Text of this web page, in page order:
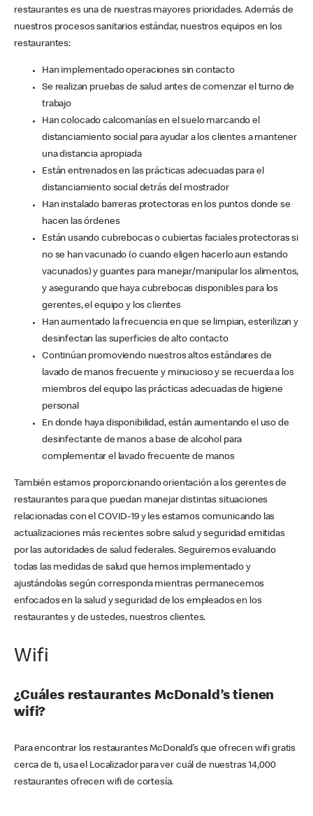
restaurantes es una de nuestras mayores prioridades. Además de
nuestros procesos sanitarios estándar, nuestros equipos en los
restaurantes:
Han implementado operaciones sin contacto
Se realizan pruebas de salud antes de comenzar el turno de
trabajo
Han colocado calcomanías en el suelo marcando el
distanciamiento social para ayudar a los clientes a mantener
una distancia apropiada
Están entrenados en las prácticas adecuadas para el
distanciamiento social detrás del mostrador
Han instalado barreras protectoras en los puntos donde se
hacen las órdenes
Están usando cubrebocas o cubiertas faciales protectoras si
no se han vacunado (o cuando eligen hacerlo aun estando
vacunados) y guantes para manejar/manipular los alimentos,
y asegurando que haya cubrebocas disponibles para los
gerentes, el equipo y los clientes
Han aumentado la frecuencia en que se limpian, esterilizan y
desinfectan las superficies de alto contacto
Continúan promoviendo nuestros altos estándares de
lavado de manos frecuente y minucioso y se recuerda a los
miembros del equipo las prácticas adecuadas de higiene
personal
En donde haya disponibilidad, están aumentando el uso de
desinfectante de manos a base de alcohol para
complementar el lavado frecuente de manos
También estamos proporcionando orientación a los gerentes de
restaurantes para que puedan manejar distintas situaciones
relacionadas con el COVID-19 y les estamos comunicando las
actualizaciones más recientes sobre salud y seguridad emitidas
por las autoridades de salud federales. Seguiremos evaluando
todas las medidas de salud que hemos implementado y
ajustándolas según corresponda mientras permanecemos
enfocados en la salud y seguridad de los empleados en los
restaurantes y de ustedes, nuestros clientes.
Wifi
¿Cuáles restaurantes McDonald’s tienen
wifi?
Para encontrar los restaurantes McDonald’s que ofrecen wifi gratis
cerca de ti, usa el Localizador para ver cuál de nuestras 14,000
restaurantes ofrecen wifi de cortesía.